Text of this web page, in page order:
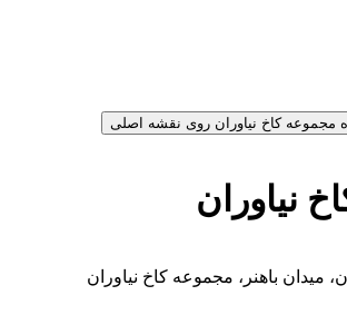
نیاوران
میدان باهنر، مجموعه کاخ نیاوران